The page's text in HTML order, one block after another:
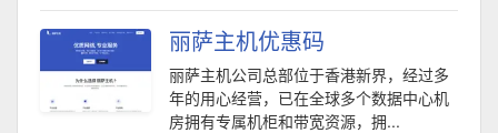
丽萨主机优惠码
丽萨主机公司总部位于香港新界，经过多
年的用心经营，已在全球多个数据中心机
房拥有专属机柜和带宽资源，拥...